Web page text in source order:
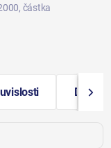
, částka
Další